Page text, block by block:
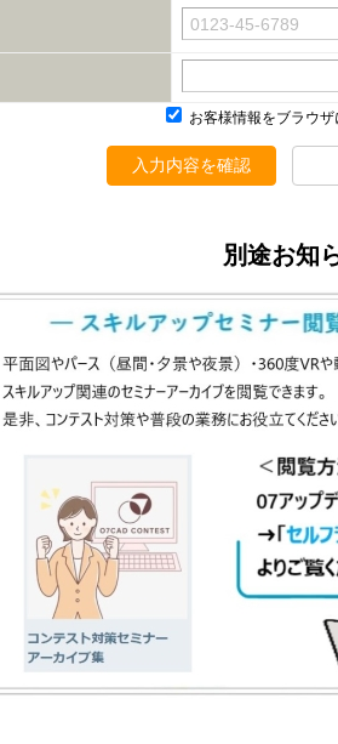
お客様情報をブラウザ
入力内容を確認
別途お知